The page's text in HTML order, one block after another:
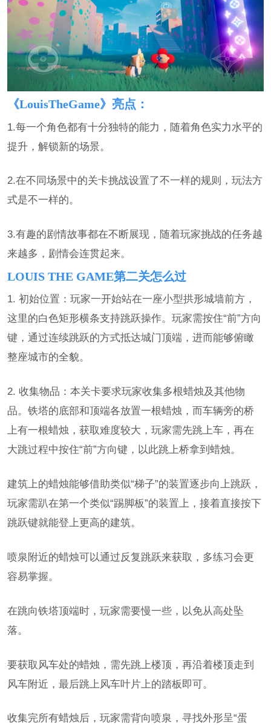
《LouisTheGame》亮点：
1.每一个角色都有十分独特的能力，随着角色实力水平的
提升，解锁新的场景。
2.在不同场景中的关卡挑战设置了不一样的规则，玩法方
式是不一样的。
3.有趣的剧情故事都在不断展现，随着玩家挑战的任务越
来越多，剧情会连贯起来。
LOUIS THE GAME第二关怎么过
1. 初始位置：玩家一开始站在一座小型拱形城墙前方，
这里的白色矩形横条支持跳跃操作。玩家需按住“前”方向
键，通过连续跳跃的方式抵达城门顶端，进而能够俯瞰
整座城市的全貌。
2. 收集物品：本关卡要求玩家收集多根蜡烛及其他物
品。铁塔的底部和顶端各放置一根蜡烛，而车辆旁的桥
上有一根蜡烛，获取难度较大，玩家需先跳上车，再在
大跳过程中按住“前”方向键，以此跳上桥拿到蜡烛。
建筑上的蜡烛能够借助类似“梯子”的装置逐步向上跳跃，
玩家需趴在第一个类似“踢脚板”的装置上，接着直接按下
跳跃键就能登上更高的建筑。
喷泉附近的蜡烛可以通过反复跳跃来获取，多练习会更
容易掌握。
在跳向铁塔顶端时，玩家需要慢一些，以免从高处坠
落。
要获取风车处的蜡烛，需先跳上楼顶，再沿着楼顶走到
风车附近，最后跳上风车叶片上的踏板即可。
收集完所有蜡烛后，玩家需背向喷泉，寻找外形呈“蛋